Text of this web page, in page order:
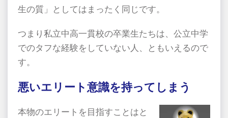
生の質」としてはまったく同じです。
つまり私立中高一貫校の卒業生たちは、公立中学
でのタフな経験をしていない人、ともいえるので
す。
悪いエリート意識を持ってしまう
本物のエリートを目指すことはと